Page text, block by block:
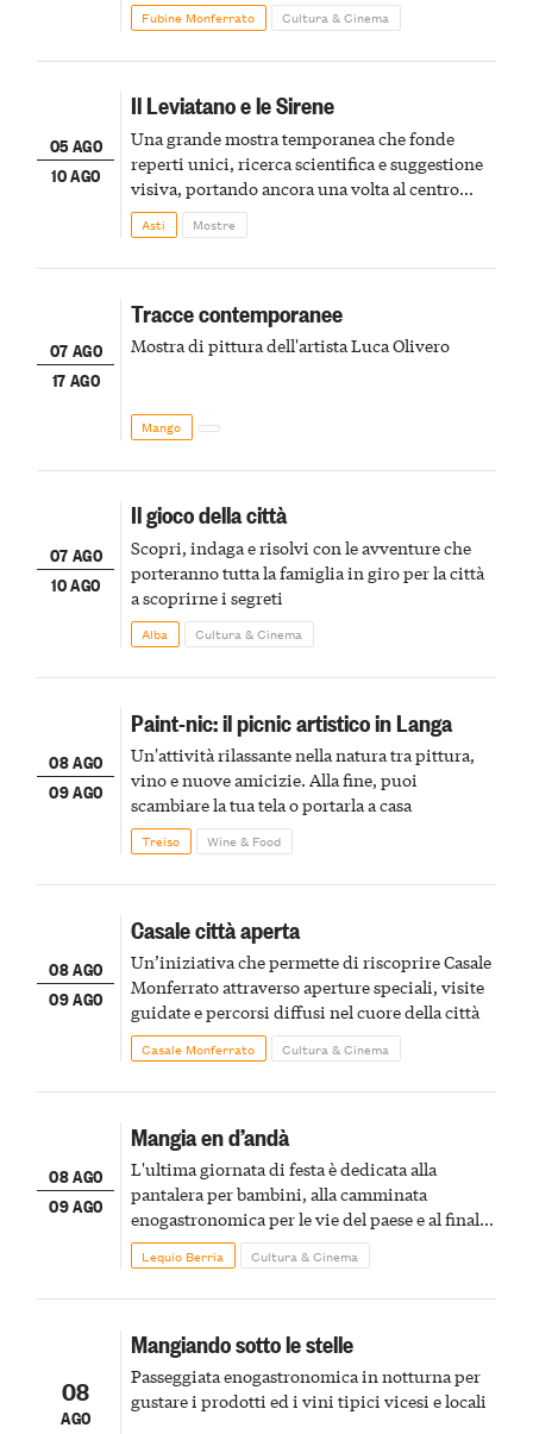
Fubine Monferrato Cultura & Cinema
05 AGO
10 AGO
Il Leviatano e le Sirene
Una grande mostra temporanea che fonde
reperti unici, ricerca scientifica e suggestione
visiva, portando ancora una volta al centro
della scena le meraviglie del passato astigiano
Asti Mostre
07 AGO
17 AGO
Tracce contemporanee
Mostra di pittura dell'artista Luca Olivero
Mango
07 AGO
10 AGO
Il gioco della città
Scopri, indaga e risolvi con le avventure che
porteranno tutta la famiglia in giro per la città
a scoprirne i segreti
Alba Cultura & Cinema
08 AGO
09 AGO
Paint-nic: il picnic artistico in Langa
Un'attività rilassante nella natura tra pittura,
vino e nuove amicizie. Alla fine, puoi
scambiare la tua tela o portarla a casa
Treiso Wine & Food
08 AGO
09 AGO
Casale città aperta
Un’iniziativa che permette di riscoprire Casale
Monferrato attraverso aperture speciali, visite
guidate e percorsi diffusi nel cuore della città
Casale Monferrato Cultura & Cinema
08 AGO
09 AGO
Mangia en d’andà
L'ultima giornata di festa è dedicata alla
pantalera per bambini, alla camminata
enogastronomica per le vie del paese e al finale
pirotecnico
Lequio Berria Cultura & Cinema
08
AGO
Mangiando sotto le stelle
Passeggiata enogastronomica in notturna per
gustare i prodotti ed i vini tipici vicesi e locali